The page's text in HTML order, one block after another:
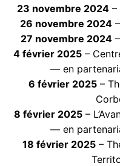
23 novembre 2024 –
26 novembre 2024
27 novembre 2024–
4 février 2025 –
— en
6 février 2025–
8 février 2025 –
— en
18 février 2025 –